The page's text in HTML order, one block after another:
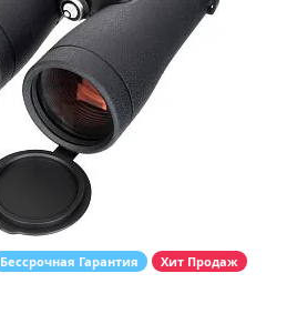
Бессрочная Гарантия Хит Продаж